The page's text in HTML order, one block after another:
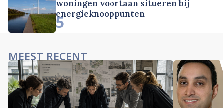
woningen voortaan situeren bij
energieknooppunten
5
MEEST RECENT